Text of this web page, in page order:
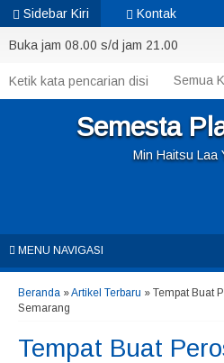
Buka jam 08.00 s/d jam 21.00
Semesta
Min Haitsu Laa
MENU NAVIGASI
Beranda »Artikel Terbaru » Tempat Buat
Semarang
Tempat Buat
Sidebar Kiri Kontak